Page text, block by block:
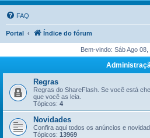
FAQ
Portal Índice do fórum
Bem-vindo: Sáb Ago
Regras
Regras do ShareFlash. Se você está
que você as leia.
Tópicos: 4
Novidades
Confira aqui todos os anúncios e
Tópicos: 13969